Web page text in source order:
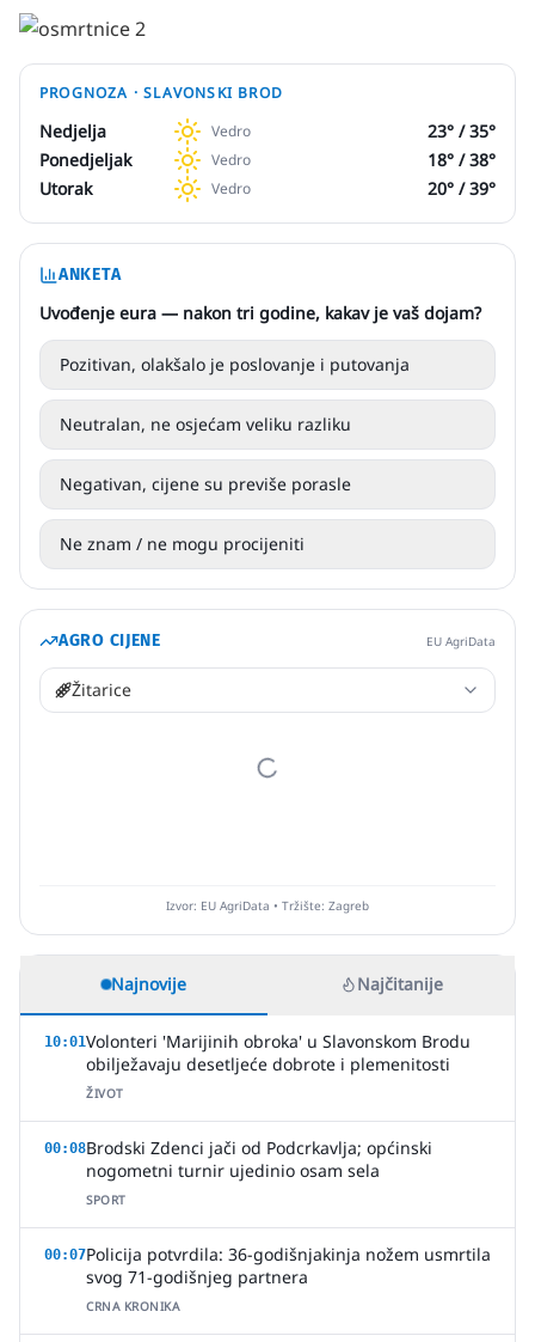
PROGNOZA ·SLAVONSKI BROD
Nedjelja Vedro 23° /35°
Ponedjeljak
Vedro 18° /38°
Utorak
Vedro 20° /39°
ANKETA
Uvođenje eura — nakon tri godine, kakav je vaš dojam?
Pozitivan, olakšalo je poslovanje i putovanja
Neutralan, ne osjećam veliku razliku
Negativan, cijene su previše porasle
Ne znam / ne mogu procijeniti
AGRO CIJENE EU AgriData
Žitarice
Izvor: EU AgriData • Tržište: Zagreb
Najnovije Najčitanije
10:01Volonteri 'Marijinih obroka' u Slavonskom Brodu
obilježavaju desetljeće dobrote i plemenitosti
ŽIVOT
00:08Brodski Zdenci jači od Podcrkavlja; općinski
nogometni turnir ujedinio osam sela
SPORT
00:07Policija potvrdila: 36-godišnjakinja nožem usmrtila
svog 71-godišnjeg partnera
CRNA KRONIKA